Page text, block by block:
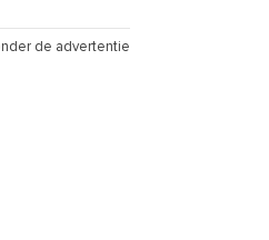
de advertentie